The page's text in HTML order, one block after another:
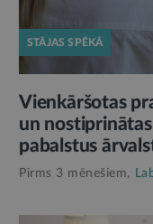
STĀJAS SPĒKĀ
Vienkāršotas
un
pabalstus
Pirms 3 mēnešiem,